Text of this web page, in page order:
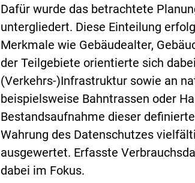
Dafür wurde das betrachtete
untergliedert. Diese Einteilung
Merkmale wie Gebäudealter,
der Teilgebiete orientierte sich
(Verkehrs-)Infrastruktur sowie an
beispielsweise Bahntrassen oder
Bestandsaufnahme dieser
Wahrung des Datenschutzes
ausgewertet. Erfasste
dabei im Fokus.